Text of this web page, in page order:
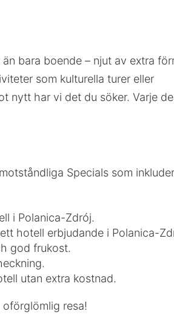
bara boende – njut av extra
som kulturella turer eller
nytt har vi det du söker. Varje
Specials som
i Polanica-Zdrój.
hotell erbjudande i Polanica-
god frukost.
utan extra kostnad.
resa!